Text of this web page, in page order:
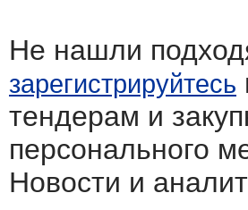
Не нашли
зарегистрируйтесь
тендерам и
персонального
Новости и